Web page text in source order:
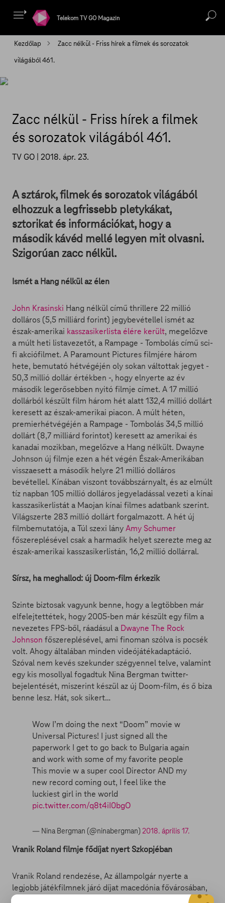
Telekom TV GO Magazin
Kezdőlap
Zacc nélkül - Friss hírek a filmek és sorozatok
világából 461.
Zacc nélkül - Friss hírek a filmek
és sorozatok világából 461.
TV GO | 2018. ápr. 23.
A sztárok, filmek és sorozatok világából
elhozzuk a legfrissebb pletykákat,
sztorikat és információkat, hogy a
második kávéd mellé legyen mit olvasni.
Szigorúan zacc nélkül.
Ismét a Hang nélkül az élen
John Krasinski Hang nélkül című thrillere 22 millió
dolláros (5,5 milliárd forint) jegybevétellel ismét az
észak-amerikai kasszasikerlista élére került, megelőzve
a múlt heti listavezetőt, a Rampage - Tombolás című sci-
fi akciófilmet. A Paramount Pictures filmjére három
hete, bemutató hétvégéjén oly sokan váltottak jegyet -
50,3 millió dollár értékben -, hogy elnyerte az év
második legerősebben nyitó filmje címet. A 17 millió
dollárból készült film három hét alatt 132,4 millió dollárt
keresett az észak-amerikai piacon. A múlt héten,
premierhétvégéjén a Rampage - Tombolás 34,5 millió
dollárt (8,7 milliárd forintot) keresett az amerikai és
kanadai mozikban, megelőzve a Hang nélkült. Dwayne
Johnson új filmje ezen a hét végén Észak-Amerikában
visszaesett a második helyre 21 millió dolláros
bevétellel. Kínában viszont továbbszárnyalt, és az elmúlt
tíz napban 105 millió dolláros jegyeladással vezeti a kínai
kasszasikerlistát a Maojan kínai filmes adatbank szerint.
Világszerte 283 millió dollárt forgalmazott. A hét új
filmbemutatója, a Túl szexi lányAmy Schumer
főszereplésével csak a harmadik helyet szerezte meg az
észak-amerikai kasszasikerlistán, 16,2 millió dollárral.
Sírsz, ha meghallod: új Doom-film érkezik
Szinte biztosak vagyunk benne, hogy a legtöbben már
elfelejtettétek, hogy 2005-ben már készült egy film a
nevezetes FPS-ből, ráadásul a Dwayne The Rock
Johnson főszereplésével, ami finoman szólva is pocsék
volt. Ahogy általában minden videójátékadaptáció.
Szóval nem kevés szekunder szégyennel telve, valamint
egy kis mosollyal fogadtuk Nina Bergman twitter-
bejelentését, miszerint készül az új Doom-film, és ő biza
benne lesz. Hát, sok sikert…
Wow I’m doing the next “Doom” movie w
Universal Pictures! I just signed all the
paperwork I get to go back to Bulgaria again
and work with some of my favorite people
This movie w a super cool Director AND my
new record coming out, I feel like the
luckiest girl in the world
pic.twitter.com/q8t4iI0bgO
— Nina Bergman (@ninabergman) 2018. április 17.
Vranik Roland filmje fődíjat nyert Szkopjéban
Vranik Roland rendezése, Az állampolgár nyerte a
legjobb játékfilmnek járó díjat macedónia fővárosában,
a Filozofikus Filmek Fesztiválján - közölte szombaton a